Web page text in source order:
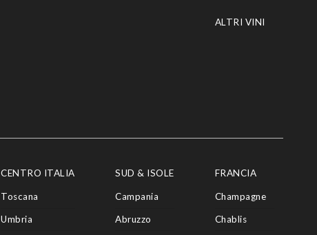
ALTRI VINI
CENTRO ITALIA
Toscana
Umbria
SUD & ISOLE
Campania
Abruzzo
FRANCIA
Champagne
Chablis